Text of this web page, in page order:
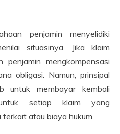
penjamin menyelidiki
situasinya. Jika klaim
penjamin mengkompensasi
obligasi. Namun, prinsipal
untuk membayar kembali
setiap klaim yang
atau biaya hukum.